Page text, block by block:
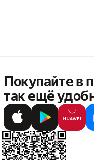
Покупайте в
так ещё